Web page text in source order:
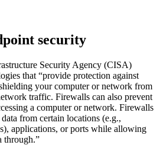
security
Security Agency (CISA)
that “provide protection against
your computer or network from
traffic. Firewalls can also prevent
a computer or network. Firewalls
from certain locations (e.g.,
applications, or ports while allowing
through.”